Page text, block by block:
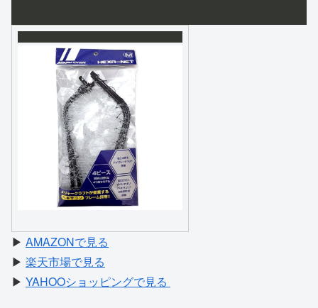
▶ AMAZONで見る
▶ 楽天市場で見る
▶ YAHOOショッピングで見る